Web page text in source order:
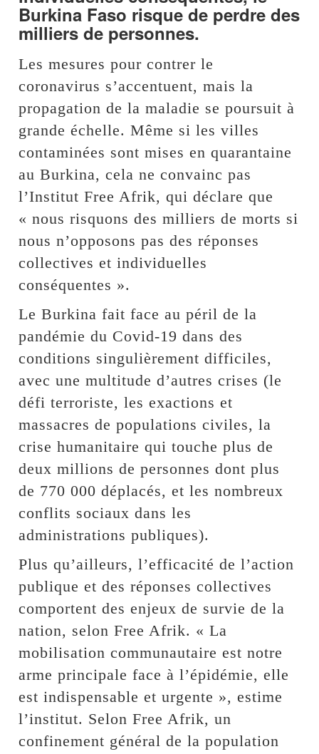
Burkina Faso risque de perdre des
milliers de personnes.
Les mesures pour contrer le
coronavirus s’accentuent, mais la
propagation de la maladie se poursuit à
grande échelle. Même si les villes
contaminées sont mises en quarantaine
au Burkina, cela ne convainc pas
l’Institut Free Afrik, qui déclare que
« nous risquons des milliers de morts si
nous n’opposons pas des réponses
collectives et individuelles
conséquentes ».
Le Burkina fait face au péril de la
pandémie du Covid-19 dans des
conditions singulièrement difficiles,
avec une multitude d’autres crises (le
défi terroriste, les exactions et
massacres de populations civiles, la
crise humanitaire qui touche plus de
deux millions de personnes dont plus
de 770 000 déplacés, et les nombreux
conflits sociaux dans les
administrations publiques).
Plus qu’ailleurs, l’efficacité de l’action
publique et des réponses collectives
comportent des enjeux de survie de la
nation, selon Free Afrik. « La
mobilisation communautaire est notre
arme principale face à l’épidémie, elle
est indispensable et urgente », estime
l’institut. Selon Free Afrik, un
confinement général de la population